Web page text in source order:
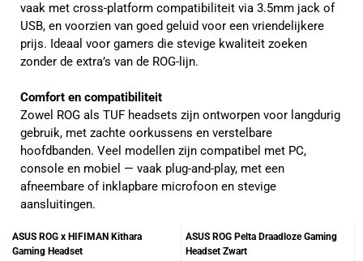
vaak met cross-platform compatibiliteit via 3.5mm jack of
USB, en voorzien van goed geluid voor een vriendelijkere
prijs. Ideaal voor gamers die stevige kwaliteit zoeken
zonder de extra’s van de ROG-lijn.
Comfort en compatibiliteit
Zowel ROG als TUF headsets zijn ontworpen voor langdurig
gebruik, met zachte oorkussens en verstelbare
hoofdbanden. Veel modellen zijn compatibel met PC,
console en mobiel — vaak plug-and-play, met een
afneembare of inklapbare microfoon en stevige
aansluitingen.
ASUS ROG x HIFIMAN Kithara
Gaming Headset
ASUS ROG Pelta Draadloze Gaming
Headset Zwart